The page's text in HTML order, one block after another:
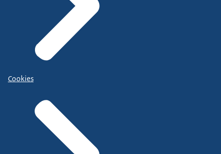
Cookies